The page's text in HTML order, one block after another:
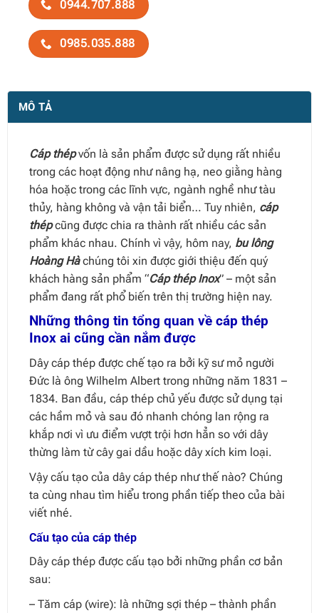
0944.707.888
0985.035.888
MÔ TẢ
Cáp thépvốn là sản phẩm được sử dụng rất nhiều
trong các hoạt động như nâng hạ, neo giằng hàng
hóa hoặc trong các lĩnh vực, ngành nghề như tàu
thủy, hàng không và vận tải biển… Tuy nhiên, cáp
thépcũng được chia ra thành rất nhiều các sản
phẩm khác nhau. Chính vì vậy, hôm nay, bu lông
Hoàng Hàchúng tôi xin được giới thiệu đến quý
khách hàng sản phẩm “Cáp thép Inox” – một sản
phẩm đang rất phổ biến trên thị trường hiện nay.
Những thông tin tổng quan về cáp thép
Inox ai cũng cần nắm được
Dây cáp thép được chế tạo ra bởi kỹ sư mỏ người
Đức là ông Wilhelm Albert trong những năm 1831 –
1834. Ban đầu, cáp thép chủ yếu được sử dụng tại
các hầm mỏ và sau đó nhanh chóng lan rộng ra
khắp nơi vì ưu điểm vượt trội hơn hẳn so với dây
thừng làm từ cây gai dầu hoặc dây xích kim loại.
Vậy cấu tạo của dây cáp thép như thế nào? Chúng
ta cùng nhau tìm hiểu trong phần tiếp theo của bài
viết nhé.
Cấu tạo của cáp thép
Dây cáp thép được cấu tạo bởi những phần cơ bản
sau:
– Tăm cáp (wire): là những sợi thép – thành phần